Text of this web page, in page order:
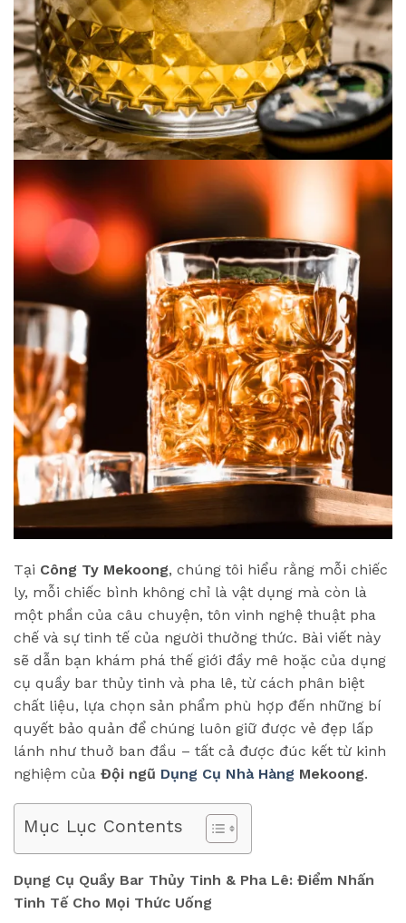
Tại Công Ty Mekoong, chúng tôi hiểu rằng mỗi chiếc
ly, mỗi chiếc bình không chỉ là vật dụng mà còn là
một phần của câu chuyện, tôn vinh nghệ thuật pha
chế và sự tinh tế của người thưởng thức. Bài viết này
sẽ dẫn bạn khám phá thế giới đầy mê hoặc của dụng
cụ quầy bar thủy tinh và pha lê, từ cách phân biệt
chất liệu, lựa chọn sản phẩm phù hợp đến những bí
quyết bảo quản để chúng luôn giữ được vẻ đẹp lấp
lánh như thuở ban đầu – tất cả được đúc kết từ kinh
nghiệm của Đội ngũ Dụng Cụ Nhà Hàng Mekoong.
Mục Lục Contents
Dụng Cụ Quầy Bar Thủy Tinh & Pha Lê: Điểm Nhấn
Tinh Tế Cho Mọi Thức Uống